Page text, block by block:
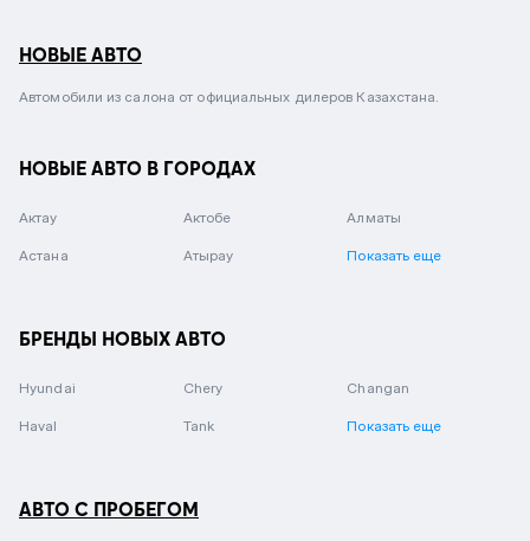
НОВЫЕ АВТО
Автомобили из салона от официальных дилеров Казахстана.
НОВЫЕ АВТО В ГОРОДАХ
Актау Актобе Алматы
Астана Атырау Показать еще
БРЕНДЫ НОВЫХ АВТО
Hyundai Chery Changan
Haval Tank Показать еще
АВТО С ПРОБЕГОМ